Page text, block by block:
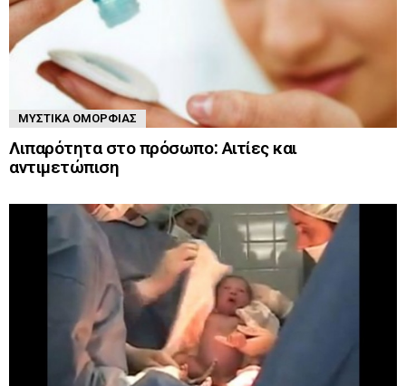
ΜΥΣΤΙΚΆ ΟΜΟΡΦΙΆΣ
Λιπαρότητα στο πρόσωπο: Αιτίες και
αντιμετώπιση